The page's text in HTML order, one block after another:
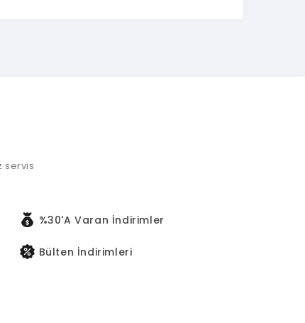
servis
%30'a Varan İndirimler
Bülten İndirimleri